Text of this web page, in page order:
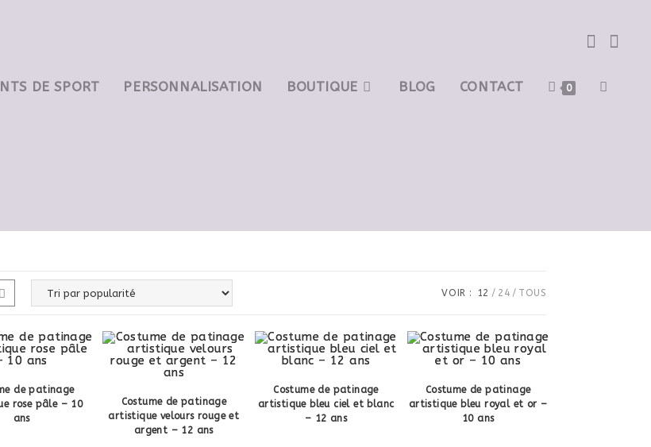
DE SPORT PERSONNALISATION BOUTIQUE BLOG CONTACT 0
VOIR : 12 24 TOUS
de patinage
rose pâle – 10
ans
Costume de patinage
artistique velours rouge et
argent – 12 ans
Costume de patinage
artistique bleu ciel et blanc
– 12 ans
Costume de patinage
artistique bleu royal et or –
10 ans